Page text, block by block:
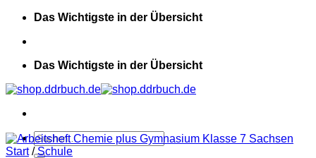
Zum
springen
Das Wichtigste in der Übersicht
Das Wichtigste in der Übersicht
Suchen
nach:
Start / Schule